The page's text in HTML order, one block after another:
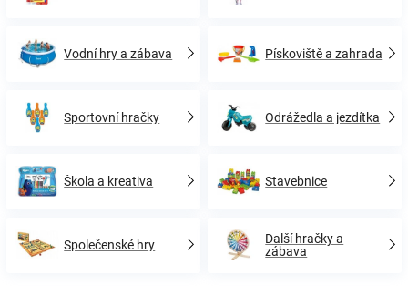
Vodní hry a zábava Pískoviště a zahrada
Sportovní hračky Odrážedla a jezdítka
Škola a kreativa Stavebnice
Společenské hry
Další hračky a
zábava